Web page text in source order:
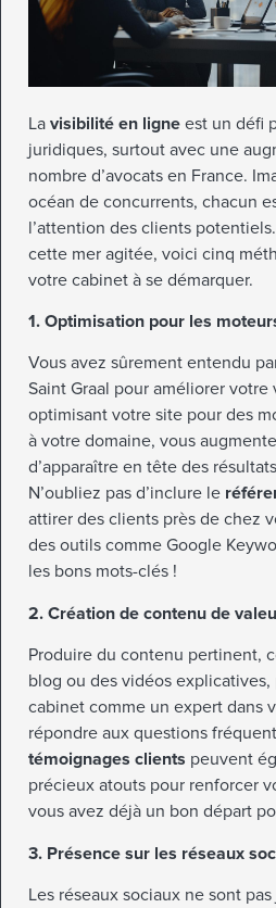
La visibilité en ligne est un défi
juridiques, surtout avec une
nombre d’avocats en France.
océan de concurrents, chacun
l’attention des clients
cette mer agitée, voici cinq
votre cabinet à se démarquer.
1. Optimisation pour les
Vous avez sûrement entendu
Saint Graal pour améliorer
optimisant votre site pour des
à votre domaine, vous
d’apparaître en tête des
N’oubliez pas d’inclure le
attirer des clients près de chez
des outils comme Google
les bons mots-clés !
2. Création de contenu de
Produire du contenu pertinent,
blog ou des vidéos
cabinet comme un expert dans
répondre aux questions
témoignages clients peuvent
précieux atouts pour renforcer
vous avez déjà un bon départ
3. Présence sur les réseaux
Les réseaux sociaux ne sont